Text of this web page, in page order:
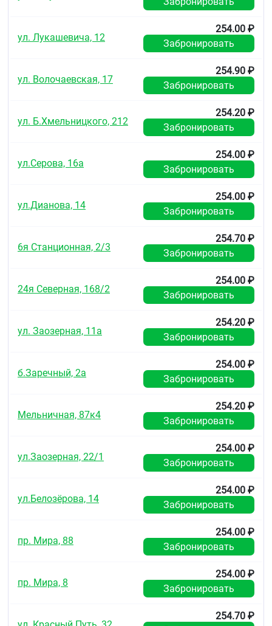
ул. Лукашевича, 12
254.00 ₽
Забронировать
ул. Волочаевская, 17
254.90 ₽
Забронировать
ул. Б.Хмельницкого, 212
254.20 ₽
Забронировать
ул.Серова, 16а
254.00 ₽
Забронировать
ул.Дианова, 14
254.00 ₽
Забронировать
6я Станционная, 2/3
254.70 ₽
Забронировать
24я Северная, 168/2
254.00 ₽
Забронировать
ул. Заозерная, 11а
254.20 ₽
Забронировать
б.Заречный, 2а
254.00 ₽
Забронировать
Мельничная, 87к4
254.20 ₽
Забронировать
ул.Заозерная, 22/1
254.00 ₽
Забронировать
ул.Белозёрова, 14
254.00 ₽
Забронировать
пр. Мира, 88
254.00 ₽
Забронировать
пр. Мира, 8
254.00 ₽
Забронировать
254.70 ₽